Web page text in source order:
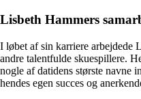
Lisbeth Hammers
I løbet af sin karriere arbejdede
andre talentfulde skuespillere.
nogle af datidens største navne
hendes egen succes og